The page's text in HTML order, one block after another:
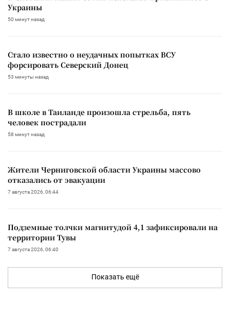
Украины
50 минут назад
Стало известно о неудачных попытках ВСУ
форсировать Северский Донец
53 минуты назад
В школе в Таиланде произошла стрельба, пять
человек пострадали
58 минут назад
Жители Черниговской области Украины массово
отказались от эвакуации
7 августа 2026, 06:44
Подземные толчки магнитудой 4,1 зафиксировали на
территории Тувы
7 августа 2026, 06:40
Показать ещё